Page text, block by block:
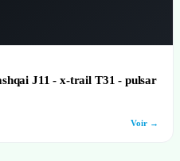
J11 - x-trail T31 - pulsar
Voir →